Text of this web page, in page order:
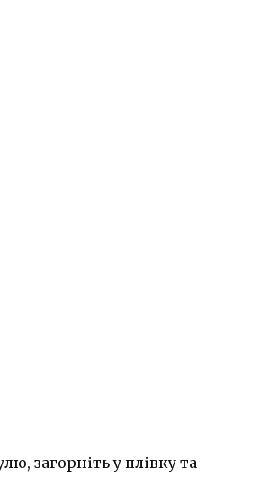
загорніть у плівку та